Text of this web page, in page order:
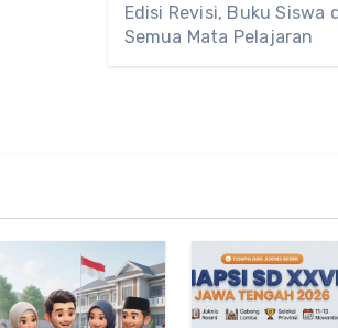
Edisi Revisi, Buku Siswa
Semua Mata Pelajaran